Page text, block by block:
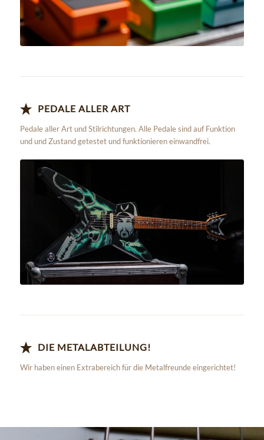
PEDALE ALLER ART
Pedale aller Art und Stilrichtungen. Alle Pedale sind auf Funktion
und und Zustand getestet und funktionieren einwandfrei.
Zur Metal Abteilung!
DIE METALABTEILUNG!
Wir haben einen Extrabereich für die Metalfreunde eingerichtet!